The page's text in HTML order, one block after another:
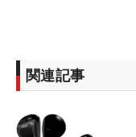
関連記事